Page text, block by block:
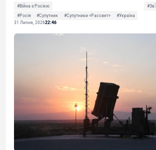
#Війна з Росією
#Росія
#Супутник #Супутники «Рассвет»
#Україна
31 Липня, 202622:46